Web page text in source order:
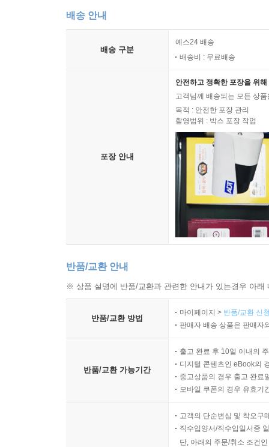
배송 안내
배송 구분
예스24 배송
배송비 : 무료배송
포장 안내
안전하고 정확한 포장을 위
고객님께 배송되는 모든 상
목적 : 안전한 포장 관리
촬영범위 : 박스 포장 작업
반품/교환 안내
※ 상품 설명에 반품/교환과 관련한 안내가 있는경우 아
반품/교환 방법
마이페이지 > 반품/교환 신
판매자 배송 상품은 판매자
반품/교환 가능기간
출고 완료 후 10일 이내의
디지털 콘텐츠인 eBook의
중고상품의 경우 출고 완료
모바일 쿠폰의 경우 유효기
고객의 단순변심 및 착오구
직수입양서/직수입일서중
단, 아래의 주문/취소 조건